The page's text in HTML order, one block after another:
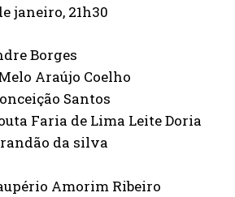
janeiro, 21h30
Borges
Araújo Coelho
Santos
Faria de Lima Leite Doria
da silva
Amorim Ribeiro